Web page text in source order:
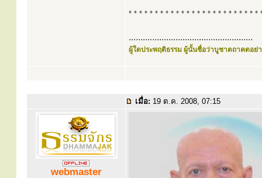
* * * * * * * * * * * * * * * * * * * * * * * * *
.....................................................
ผู้ใดประพฤติธรรม ผู้นั้นชื่อว่าบูชาตถาคตอย่า
เมื่อ: 19 ต.ค. 2008, 07:15
webmaster